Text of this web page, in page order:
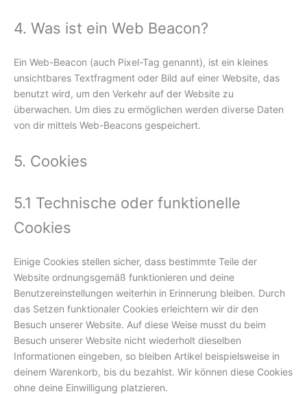
4. Was ist ein Web Beacon?
Ein Web-Beacon (auch Pixel-Tag genannt), ist ein kleines
unsichtbares Textfragment oder Bild auf einer Website, das
benutzt wird, um den Verkehr auf der Website zu
überwachen. Um dies zu ermöglichen werden diverse Daten
von dir mittels Web-Beacons gespeichert.
5. Cookies
5.1 Technische oder funktionelle
Cookies
Einige Cookies stellen sicher, dass bestimmte Teile der
Website ordnungsgemäß funktionieren und deine
Benutzereinstellungen weiterhin in Erinnerung bleiben. Durch
das Setzen funktionaler Cookies erleichtern wir dir den
Besuch unserer Website. Auf diese Weise musst du beim
Besuch unserer Website nicht wiederholt dieselben
Informationen eingeben, so bleiben Artikel beispielsweise in
deinem Warenkorb, bis du bezahlst. Wir können diese Cookies
ohne deine Einwilligung platzieren.